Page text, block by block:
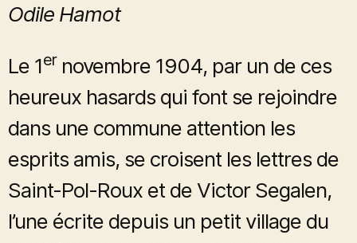
Odile Hamot
Le 1ernovembre 1904, par un de ces
heureux hasards qui font se rejoindre
dans une commune attention les
esprits amis, se croisent les lettres de
Saint-Pol-Roux et de Victor Segalen,
l’une écrite depuis un petit village du